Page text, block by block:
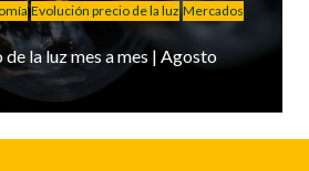
Evolución precio de la luz Mercados
la luz mes a mes | Agosto